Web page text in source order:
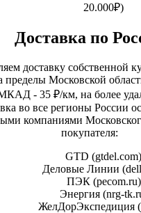
20.000₽)
Доставка по
доставку собственной
пределы Московской
- 35 ₽/км, на более
во все регионы России
компаниями
покупателя:
GTD (gtdel.com)
Деловые Линии (
ПЭК (pecom.ru)
Энергия (nrg-
ЖелДорЭкспедиция (